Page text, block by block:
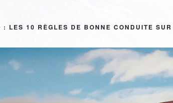
: LES 10 RÈGLES DE BONNE CONDUITE